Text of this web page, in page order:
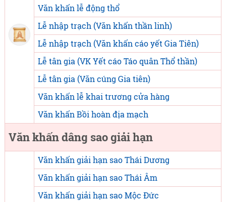
Văn khấn lễ động thổ
Lễ nhập trạch (Văn khấn thần linh)
Lễ nhập trạch (Văn khấn cáo yết Gia Tiên)
Lễ tân gia (VK Yết cáo Táo quân Thổ thần)
Lễ tân gia (Văn cúng Gia tiên)
Văn khấn lễ khai trương cửa hàng
Văn khấn Bồi hoàn địa mạch
Văn khấn dâng sao giải hạn
Văn khấn giải hạn sao Thái Dương
Văn khấn giải hạn sao Thái Âm
Văn khấn giải hạn sao Mộc Đức